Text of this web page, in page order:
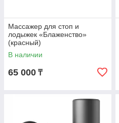
Массажер для стоп и
лодыжек «Блаженство»
(красный)
В наличии
65 000 ₸